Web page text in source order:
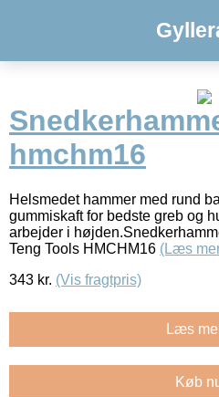
hmchm16
Helsmedet hammer med rund
gummiskaft for bedste greb og
arbejder i
Teng Tools HMCHM16 (Læs
343 kr. (Vis fragtpris)
Læs
Køb